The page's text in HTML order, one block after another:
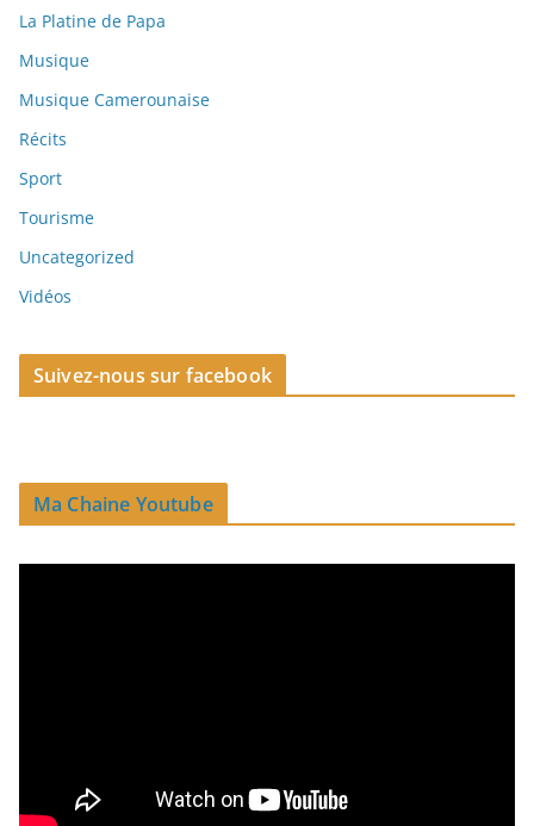
La Platine de Papa
Musique
Musique Camerounaise
Récits
Sport
Tourisme
Uncategorized
Vidéos
Suivez-nous sur facebook
Ma Chaine Youtube